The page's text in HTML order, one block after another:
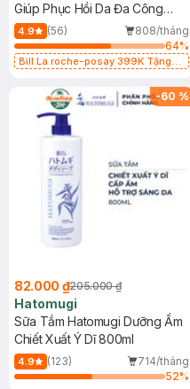
Giúp Phục Hồi Da Đa Công
Dụng 40ml
4.9 (56)
808/tháng
64%
Bill La roche-posay 399K Tặng
(SL có hạn)
-60 %
82.000 ₫205.000 ₫
Hatomugi
Sữa Tắm Hatomugi Dưỡng Ẩm
Chiết Xuất Ý Dĩ 800ml
4.9 (123)
714/tháng
52%